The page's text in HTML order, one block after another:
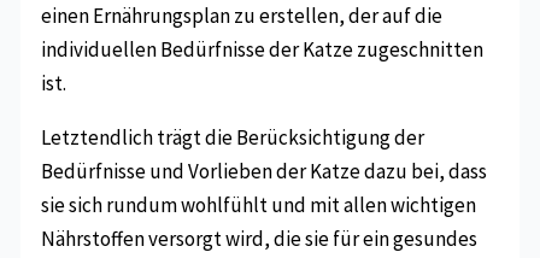
einen Ernährungsplan zu erstellen, der auf die
individuellen Bedürfnisse der Katze zugeschnitten
ist.
Letztendlich trägt die Berücksichtigung der
Bedürfnisse und Vorlieben der Katze dazu bei, dass
sie sich rundum wohlfühlt und mit allen wichtigen
Nährstoffen versorgt wird, die sie für ein gesundes